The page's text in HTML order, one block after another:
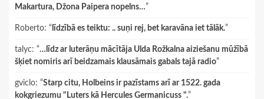
Makartura, Džona Paipera nopelns…”
Roberto: “ līdzībā es teiktu: .. suņi rej, bet karavāna iet tālāk.”
talyc: “…līdz ar luterāņu mācītāja Ulda Rožkalna aiziešanu mūžībā
šķiet nomiris arī beidzamais klausāmais gabals tajā radio”
gviclo: “Starp citu, Holbeins ir pazīstams arī ar 1522. gada
kokgriezumu "Luters kā Hercules Germanicuss ".”